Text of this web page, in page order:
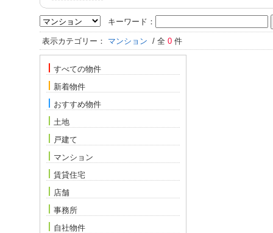
キーワード：
表示カテゴリー： マンション / 全 0 件
すべての物件
新着物件
おすすめ物件
土地
戸建て
マンション
賃貸住宅
店舗
事務所
自社物件